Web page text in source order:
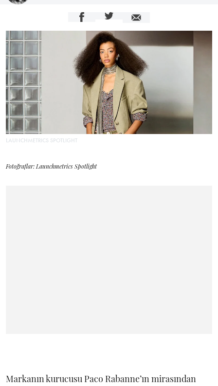
LAUNCHMETRICS SPOTLIGHT
Fotoğraflar: Launchmetrics Spotlight
Markanın kurucusu Paco Rabanne’ın mirasından